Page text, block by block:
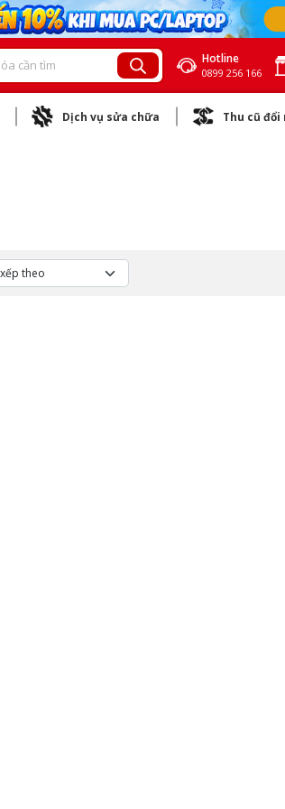
Hotline
0899 256 166
Dịch vụ sửa chữa Thu cũ đổi